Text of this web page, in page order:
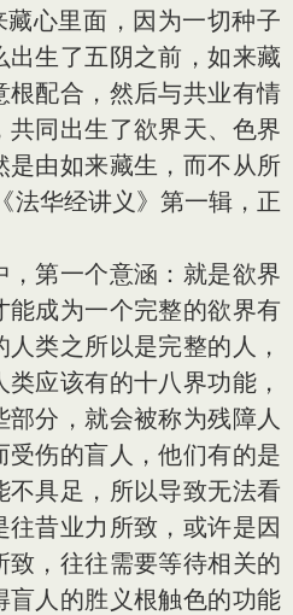
藏心里面，因为一切种子
生了五阴之前，如来藏
根配合，然后与共业有情
同出生了欲界天、色界
是由如来藏生，而不从所
法华经讲义》第一辑，正
第一个意涵：就是欲界
成为一个完整的欲界有
类之所以是完整的人，
应该有的十八界功能，
分，就会被称为残障人
伤的盲人，他们有的是
不具足，所以导致无法看
往昔业力所致，或许是因
，往往需要等待相关的
人的胜义根触色的功能